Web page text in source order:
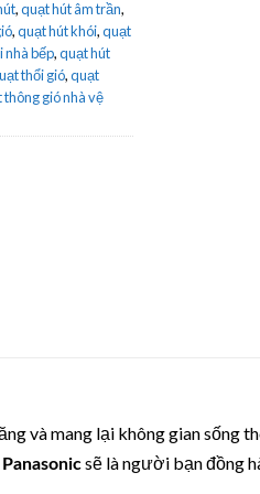
,quạt hút âm trần,
,quạt hút khói,quạt
nhà bếp,quạt hút
thổi gió,quạt
thông gió nhà vệ
và mang lại không gian sống
Panasonicsẽ là người bạn đồng